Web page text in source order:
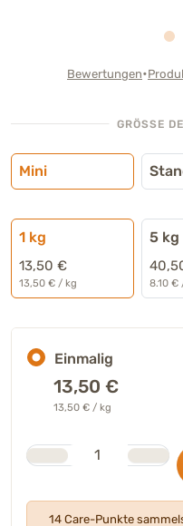
Bewertungen•
GRÖSSE
Mini
1 kg
13,50 €
13,50 € / kg
5 kg
8.10 €
Einmalig
13,50 €
13,50 € / kg
Anzahl
14 Care-Punkte